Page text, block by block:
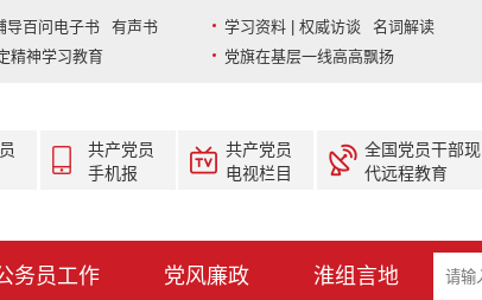
导百问电子书 有声书
学习资料 | 权威访谈 名词解读
精神学习教育 党旗在基层一线高高飘扬
共产党员
手机报
共产党员
电视栏目
全国党员干部现
代远程教育
务员工作 党风廉政 淮组言地